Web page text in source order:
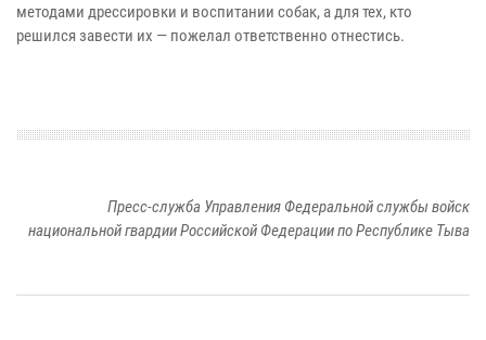
методами дрессировки и воспитании собак, а для тех, кто
решился завести их — пожелал ответственно отнестись.
Пресс-служба Управления Федеральной службы войск
национальной гвардии Российской Федерации по Республике Тыва